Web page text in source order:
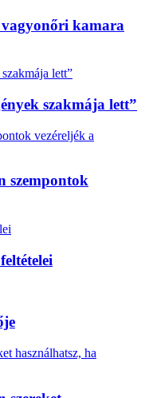
kamara
szakmája lett”
szempontok